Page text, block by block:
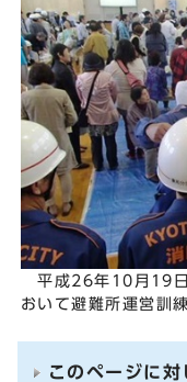
平成26年10月19日
おいて避難所運営訓
このページに